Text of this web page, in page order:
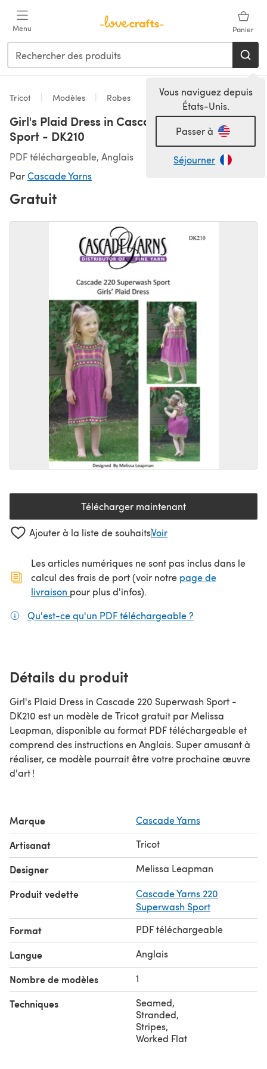
Menu Panier
Vous naviguez depuis
États-Unis.
Passer à
Séjourner
Tricot Modèles Robes
Girl's Plaid Dress in Cascade 220 Superwash
Sport - DK210
PDF téléchargeable, Anglais
ParCascade Yarns
Gratuit
Télécharger maintenant(s'ouvre dans un nouvel
Ajouter à la liste de souhaitsVoir
Les articles numériques ne sont pas inclus dans le
calcul des frais de port (voir notre page de
livraison (s'ouvre dans un nouvel onglet)
pour plus d'infos).
Qu'est-ce qu'un PDF téléchargeable ?
Détails du produit
Girl's Plaid Dress in Cascade 220 Superwash Sport -
DK210 est un modèle de Tricot gratuit par Melissa
Leapman, disponible au format PDF téléchargeable et
comprend des instructions en Anglais. Super amusant à
réaliser, ce modèle pourrait être votre prochaine œuvre
d'art !
Marque Cascade Yarns
Artisanat Tricot
Designer Melissa Leapman
Produit vedette
Cascade Yarns 220
Superwash Sport
Format PDF téléchargeable
Langue Anglais
Nombre de modèles 1
Techniques Seamed,
Stranded,
Stripes,
Worked Flat